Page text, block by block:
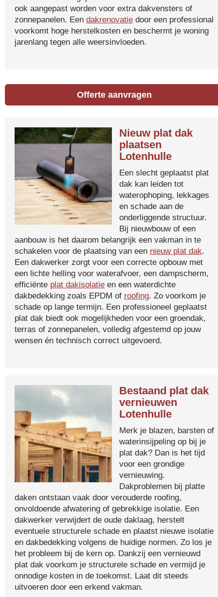
ook aangepast worden voor extra dakvensters of
zonnepanelen. Een dakrenovatie door een professional
voorkomt hoge herstelkosten en beschermt je woning
jarenlang tegen alle weersinvloeden.
Offerte aanvragen
Nieuw plat dak
plaatsen
Lotenhulle
Een slecht geplaatst plat
dak kan leiden tot
waterophoping, lekkages
en schade aan de
onderliggende structuur.
Bij nieuwbouw of een
aanbouw is het daarom belangrijk een vakman in te
schakelen voor de plaatsing van een nieuw plat dak.
Een dakwerker zorgt voor een correcte opbouw met
een lichte helling voor waterafvoer, een dampscherm,
efficiënte plat dakisolatie en een waterdichte
dakbedekking zoals EPDM of roofing. Zo voorkom je
schade op lange termijn. Een professioneel geplaatst
plat dak biedt ook mogelijkheden voor een groendak,
terras of zonnepanelen, volledig afgestemd op jouw
wensen én technisch correct uitgevoerd.
Bestaand plat dak
vernieuwen
Lotenhulle
Merk je blazen, barsten of
waterinsijpeling op bij je
plat dak? Dan is het tijd
voor een grondige
vernieuwing.
Dakproblemen bij platte
daken ontstaan vaak door verouderde roofing,
onvoldoende afwatering of gebrekkige isolatie. Een
dakwerker verwijdert de oude daklaag, herstelt
eventuele structurele schade en plaatst nieuwe isolatie
en dakbedekking volgens de huidige normen. Zo los je
het probleem bij de kern op. Dankzij een vernieuwd
plat dak voorkom je structurele schade en vermijd je
onnodige kosten in de toekomst. Laat dit steeds
uitvoeren door een erkend vakman.